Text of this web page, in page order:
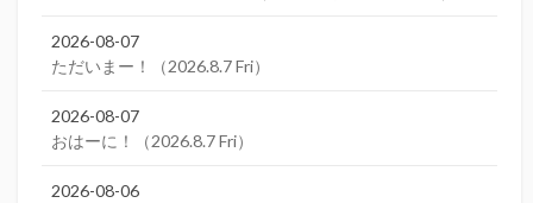
2026-08-07
ただいまー！（2026.8.7 Fri）
2026-08-07
おはーに！（2026.8.7 Fri）
2026-08-06